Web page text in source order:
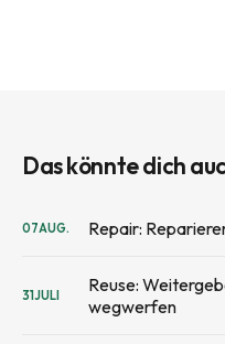
Das könnte dich
07AUG. Repair:
31JULI
Reuse:
wegwerfen